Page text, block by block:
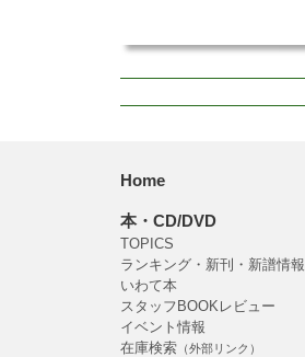
Home
本・CD/DVD
TOPICS
ランキング・新刊・新譜情報
いわて本
スタッフBOOKレビュー
イベント情報
在庫検索 （外部リンク）